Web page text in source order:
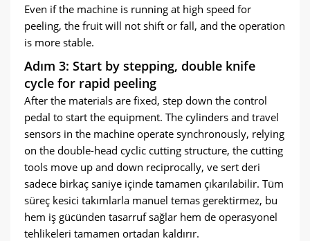
Even if the machine is running at high speed for
peeling, the fruit will not shift or fall, and the operation
is more stable.
Adım 3: Start by stepping, double knife
cycle for rapid peeling
After the materials are fixed, step down the control
pedal to start the equipment. The cylinders and travel
sensors in the machine operate synchronously, relying
on the double-head cyclic cutting structure, the cutting
tools move up and down reciprocally, ve sert deri
sadece birkaç saniye içinde tamamen çıkarılabilir. Tüm
süreç kesici takımlarla manuel temas gerektirmez, bu
hem iş gücünden tasarruf sağlar hem de operasyonel
tehlikeleri tamamen ortadan kaldırır.